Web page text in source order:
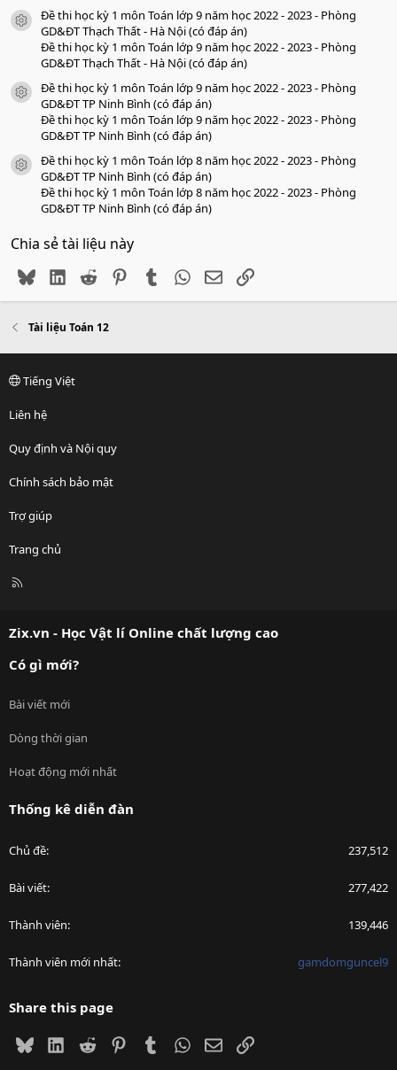
icon tài liệu
Đề thi học kỳ 1 môn Toán lớp 9 năm học 2022 - 2023 - Phòng
GD&ĐT Thạch Thất - Hà Nội (có đáp án)
Đề thi học kỳ 1 môn Toán lớp 9 năm học 2022 - 2023 - Phòng
GD&ĐT Thạch Thất - Hà Nội (có đáp án)
icon tài liệu
Đề thi học kỳ 1 môn Toán lớp 9 năm học 2022 - 2023 - Phòng
GD&ĐT TP Ninh Bình (có đáp án)
Đề thi học kỳ 1 môn Toán lớp 9 năm học 2022 - 2023 - Phòng
GD&ĐT TP Ninh Bình (có đáp án)
icon tài liệu
Đề thi học kỳ 1 môn Toán lớp 8 năm học 2022 - 2023 - Phòng
GD&ĐT TP Ninh Bình (có đáp án)
Đề thi học kỳ 1 môn Toán lớp 8 năm học 2022 - 2023 - Phòng
GD&ĐT TP Ninh Bình (có đáp án)
Chia sẻ tài liệu này
BlueskyLinkedIn
Reddit PinterestTumblr WhatsApp
EmailLink
Tài liệu Toán 12
Tiếng Việt
Liên hệ
Quy định và Nội quy
Chính sách bảo mật
Trợ giúp
Trang chủ
R
Zix.vn - Học Vật lí Online chất lượng cao
Có gì mới?
Bài viết mới
Dòng thời gian
Hoạt động mới nhất
Thống kê diễn đàn
Chủ đề 237,512
Bài viết 277,422
Thành viên 139,446
Thành viên mới nhất gamdomguncel9
Share this page
BlueskyLinkedIn
Reddit PinterestTumblrWhatsApp
EmailLink